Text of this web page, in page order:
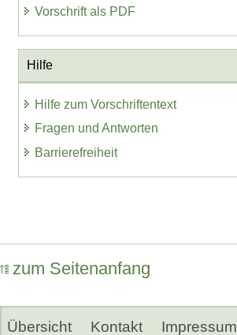
Vorschrift als PDF
Hilfe
Hilfe zum Vorschriftentext
Fragen und Antworten
Barrierefreiheit
zum Seitenanfang
Übersicht Kontakt Impressum